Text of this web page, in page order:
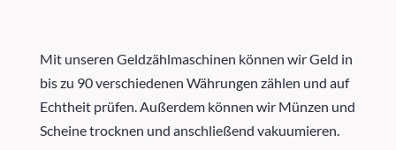
Mit unseren Geldzählmaschinen können wir Geld in
bis zu 90 verschiedenen Währungen zählen und auf
Echtheit prüfen. Außerdem können wir Münzen und
Scheine trocknen und anschließend vakuumieren.